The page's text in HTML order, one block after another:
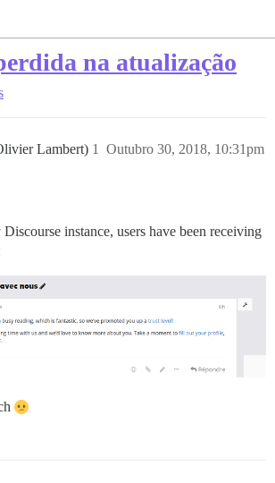
na atualização
Lambert) Outubro 30, 2018, 10:31pm
1
instance, users have been receiving